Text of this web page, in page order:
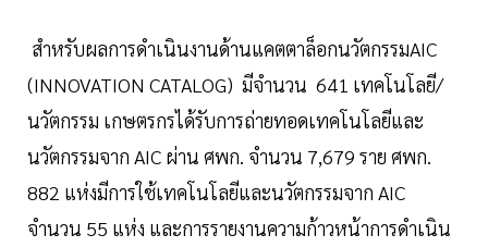
สำหรับผลการดำเนินงานด้านแคตตาล็อกนวัตกรรมAIC
(INNOVATION CATALOG) มีจำนวน 641 เทคโนโลยี/
นวัตกรรม เกษตรกรได้รับการถ่ายทอดเทคโนโลยีและ
นวัตกรรมจาก AIC ผ่าน ศพก. จำนวน 7,679 ราย ศพก.
882 แห่งมีการใช้เทคโนโลยีและนวัตกรรมจาก AIC
จำนวน 55 แห่ง และการรายงานความก้าวหน้าการดำเนิน